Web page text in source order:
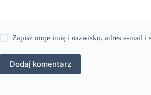
Zapisz moje imię i nazwisko, adres e-mail i
Dodaj komentarz